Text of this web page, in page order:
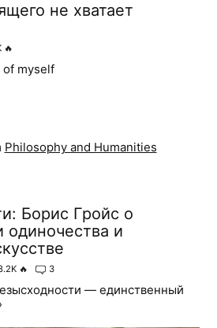
не хватает
🔥
of myself
Philosophy and Humanities
Борис Гройс о
одиночества и
🔥 3
— единственный